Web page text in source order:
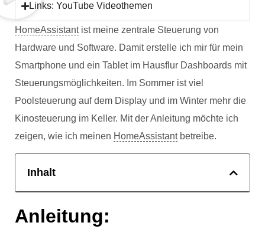
Links: YouTube Videothemen
HomeAssistantist meine zentrale Steuerung von
Hardware und Software. Damit erstelle ich mir für mein
Smartphone und ein Tablet im Hausflur Dashboards mit
Steuerungsmöglichkeiten. Im Sommer ist viel
Poolsteuerung auf dem Display und im Winter mehr die
Kinosteuerung im Keller. Mit der Anleitung möchte ich
zeigen, wie ich meinen HomeAssistantbetreibe.
Inhalt
Anleitung: